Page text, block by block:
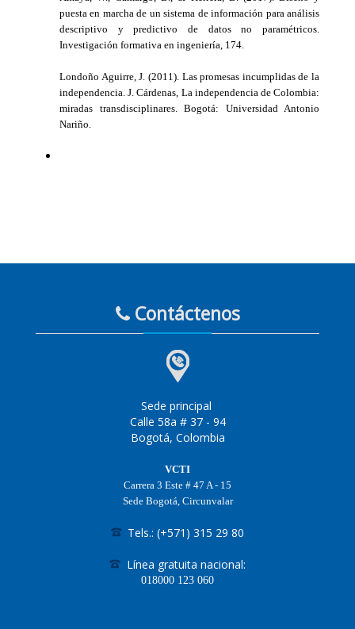
puesta en marcha de un sistema de información para análisis
descriptivo y predictivo de datos no paramétricos.
Investigación formativa en ingeniería, 174.
Londoño Aguirre, J. (2011). Las promesas incumplidas de la
independencia. J. Cárdenas, La independencia de Colombia:
miradas transdisciplinares. Bogotá: Universidad Antonio
Nariño.
Contáctenos
Sede principal
Calle 58a # 37 - 94
Bogotá, Colombia
VCTI
Carrera 3 Este # 47 A - 15
Sede Bogotá, Circunvalar
Tels.: (+571) 315 29 80
Línea gratuita nacional:
018000 123 060